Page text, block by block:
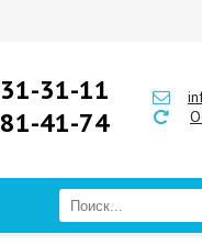
31-11
41-74